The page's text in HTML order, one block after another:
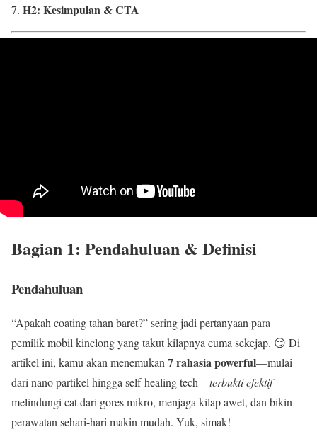
H2: Kesimpulan & CTA
Bagian 1: Pendahuluan & Definisi
Pendahuluan
“Apakah coating tahan baret?” sering jadi pertanyaan para
pemilik mobil kinclong yang takut kilapnya cuma sekejap. 😏 Di
artikel ini, kamu akan menemukan7 rahasia powerful—mulai
dari nano partikel hingga self-healing tech—terbukti efektif
melindungi cat dari gores mikro, menjaga kilap awet, dan bikin
perawatan sehari-hari makin mudah. Yuk, simak!